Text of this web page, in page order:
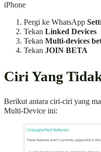
iPhone
Pergi ke WhatsApp
Tekan Linked Devices
Tekan Multi-devices
Tekan JOIN BETA
Ciri Yang
Berikut antara ciri-ciri yang
Multi-Device ini: